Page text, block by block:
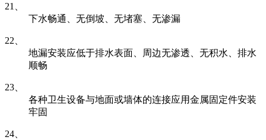
21、
下水畅通、无倒坡、无堵塞、无渗漏
22、
地漏安装应低于排水表面、周边无渗透、无积水、排水
顺畅
23、
各种卫生设备与地面或墙体的连接应用金属固定件安装
牢固
24、